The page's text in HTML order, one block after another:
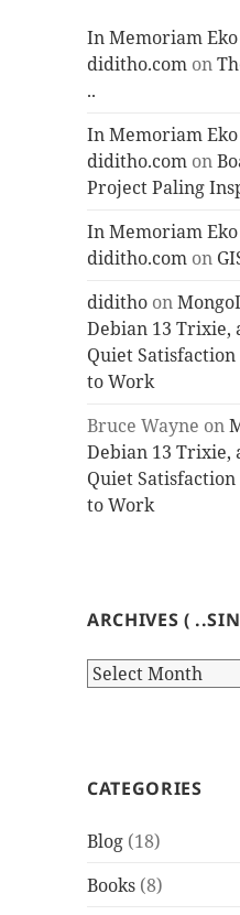
In Memoriam
diditho.com on
..
In Memoriam
diditho.com on
Project Paling
In Memoriam
diditho.com on
diditho on
Debian 13 Trixie,
Quiet
to Work
Bruce Wayne on
Debian 13 Trixie,
Quiet
to Work
ARCHIVES (
Archives
CATEGORIES
Blog (18)
Books (8)